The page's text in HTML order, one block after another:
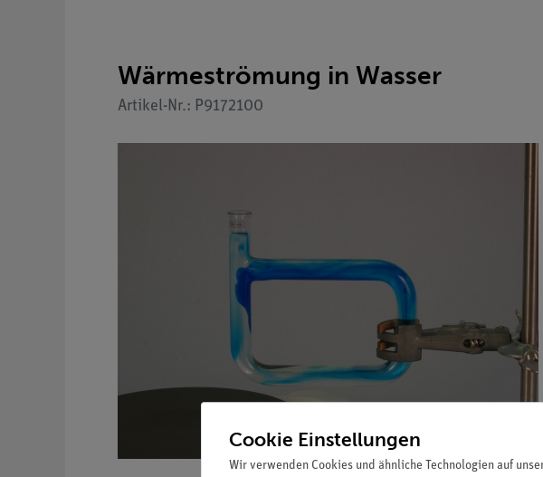
Wärmeströmung in Wasser
Artikel-Nr.: P9172100
Cookie Einstellungen
Wir verwenden Cookies und ähnliche Technologien auf